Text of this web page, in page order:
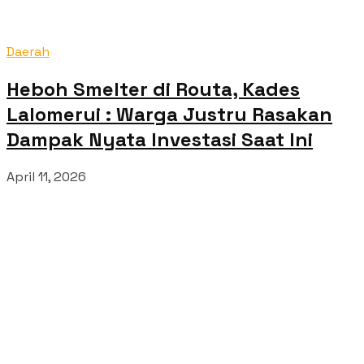
Daerah
Heboh Smelter di Routa, Kades
Lalomerui : Warga Justru Rasakan
Dampak Nyata Investasi Saat Ini
April 11, 2026